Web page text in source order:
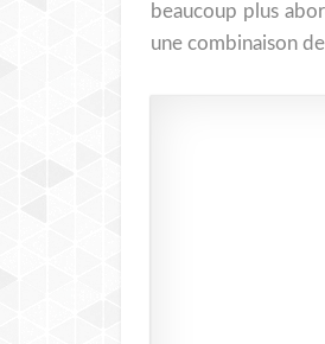
beaucoup plus
une combinaison